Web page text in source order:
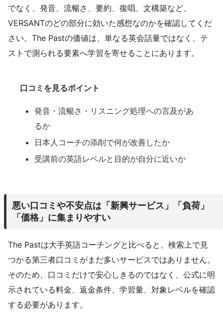
でなく、発音、流暢さ、要約、復唱、文構築など、
VERSANTのどの部分に効いた感想なのかを確認してくだ
さい。The Pastの価値は、単なる英会話量ではなく、テ
ストで測られる要素へ学習を寄せることにあります。
口コミを見るポイント
発音・流暢さ・リスニング処理への言及があ
るか
日本人コーチの添削で何が改善したか
受講前の英語レベルと目的が自分に近いか
悪い口コミや不安点は「新興サービス」「負荷」
「価格」に集まりやすい
The Pastは大手英語コーチングと比べると、検索上で見
つかる第三者口コミがまだ多いサービスではありません。
そのため、口コミだけで安心しきるのではなく、公式に明
示されている料金、返金条件、学習量、対象レベルを確認
する必要があります。